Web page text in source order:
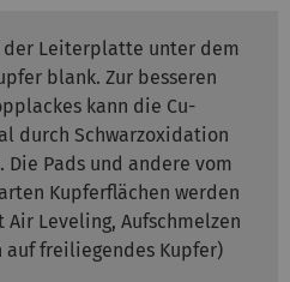
der Leiterplatte unter dem
blank. Zur besseren
kann die Cu-
durch Schwarzoxidation
Pads und andere vom
Kupferflächen werden
Air Leveling, Aufschmelzen
freiliegendes Kupfer)